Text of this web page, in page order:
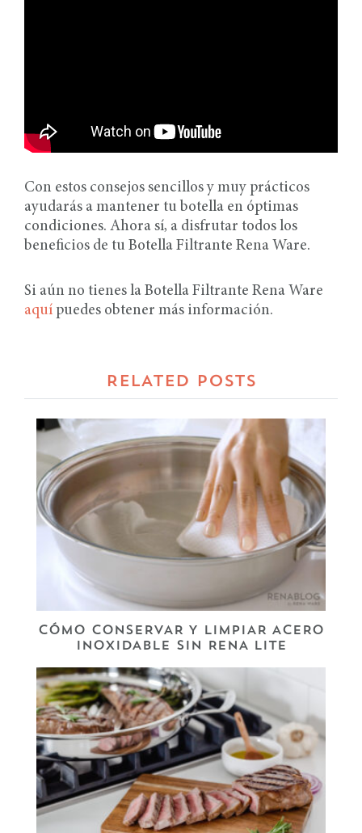
Con estos consejos sencillos y muy prácticos
ayudarás a mantener tu botella en óptimas
condiciones. Ahora sí, a disfrutar todos los
beneficios de tu Botella Filtrante Rena Ware.
Si aún no tienes la Botella Filtrante Rena Ware
aquí puedes obtener más información.
RELATED POSTS
CÓMO CONSERVAR Y LIMPIAR ACERO
INOXIDABLE SIN RENA LITE